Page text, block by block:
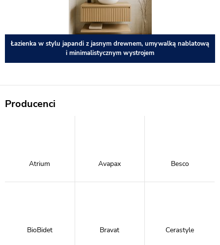
Łazienka w stylu japandi z jasnym drewnem, umywalką nablatową
i minimalistycznym wystrojem
Producenci
Atrium Avapax Besco
BioBidet Bravat Cerastyle